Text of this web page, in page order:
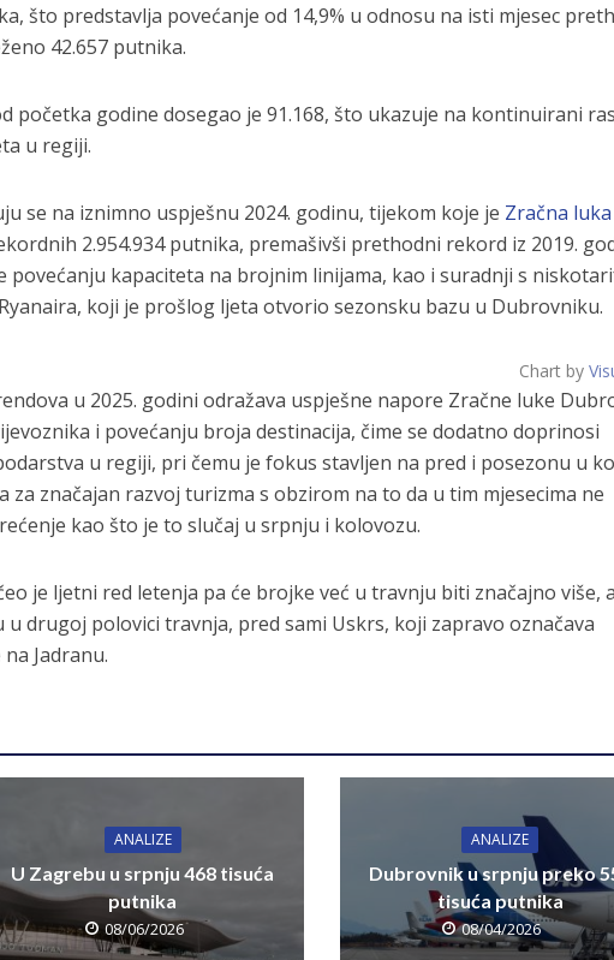
što predstavlja povećanje od 14,9% u odnosu na isti mjesec
42.657 putnika.​
početka godine dosegao je 91.168, što ukazuje na kontinuirani
u regiji.​
se na iznimno uspješnu 2024. godinu, tijekom koje je Zračna luka
2.954.934 putnika, premašivši prethodni rekord iz 2019.
povećanju kapaciteta na brojnim linijama, kao i suradnji s
koji je prošlog ljeta otvorio sezonsku bazu u Dubrovniku.
Chart by
u 2025. godini odražava uspješne napore Zračne luke
i povećanju broja destinacija, čime se dodatno doprinosi
u regiji, pri čemu je fokus stavljen na pred i posezonu u
za značajan razvoj turizma s obzirom na to da u tim mjesecima ne
kao što je to slučaj u srpnju i kolovozu.
je ljetni red letenja pa će brojke već u travnju biti značajno više, a
u drugoj polovici travnja, pred sami Uskrs, koji zapravo označava
Jadranu.
ANALIZE
U Zagrebu u srpnju 468 tisuća
putnika
08/06/2026
ANALIZE
Dubrovnik u srpnju preko
tisuća putnika
08/04/2026